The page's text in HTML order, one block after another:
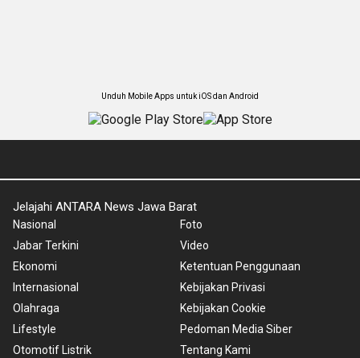
Unduh Mobile Apps untuk iOS dan Android
Jelajahi ANTARA News Jawa Barat
Nasional
Jabar Terkini
Ekonomi
Internasional
Olahraga
Lifestyle
Otomotif Listrik
Foto
Video
Ketentuan Penggunaan
Kebijakan Privasi
Kebijakan Cookie
Pedoman Media Siber
Tentang Kami